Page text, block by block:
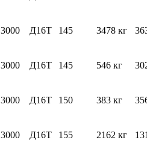
3000 Д16Т 145 3478 кг
3000 Д16Т 145 546 кг
3000 Д16Т 150 383 кг
3000 Д16Т 155 2162 кг